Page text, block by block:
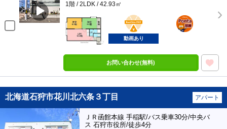
1階 / 2LDK / 42.93㎡
BunChinPAY
ポンタ
部屋
動画あり
お問い合わせ(無料)
北海道石狩市花川北六条３丁目 アパート
ＪＲ函館本線 手稲駅/バス乗車30分/中央バ
ス 石狩市役所/徒歩4分